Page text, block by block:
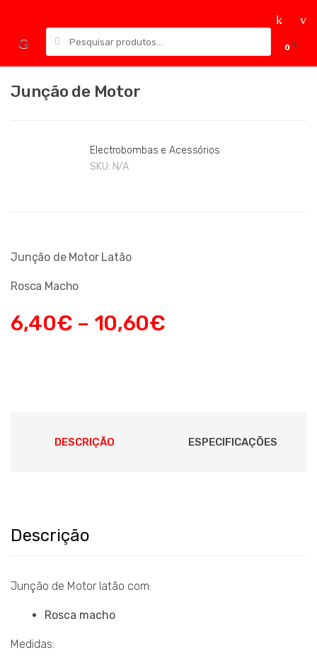
navigation
content
0
Junção de Motor
Electrobombas e Acessórios
SKU: N/A
Junção de Motor Latão
Rosca Macho
6,40€ – 10,60€
DESCRIÇÃO ESPECIFICAÇÕES
Descrição
Junção de Motor latão com:
Rosca macho
Medidas: